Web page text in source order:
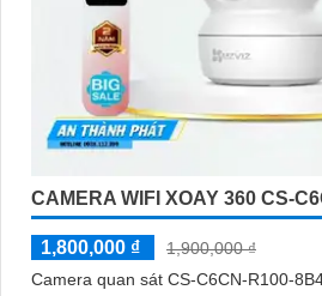
CAMERA WIFI XOAY 360 CS-
1,800,000 ₫
1,900,000 ₫
Camera quan sát CS-C6CN-R100-